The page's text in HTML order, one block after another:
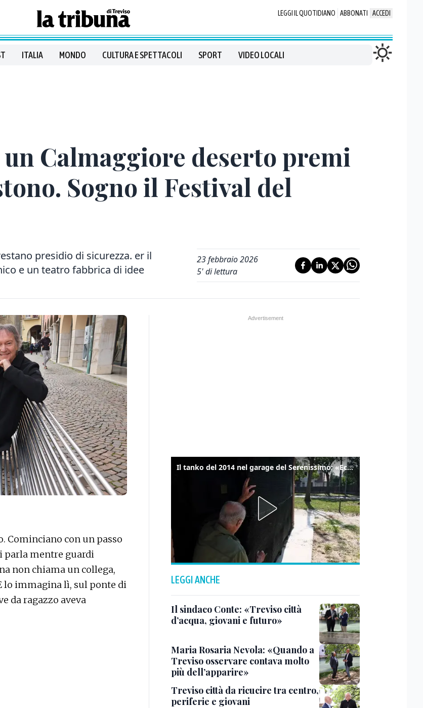
LEGGI IL QUOTIDIANO ABBONATI ACCEDI
ITALIA MONDO CULTURA E SPETTACOLI SPORT VIDEO LOCALI
Calmaggiore deserto premi
Sogno il Festival del
presidio di sicurezza. er il
e un teatro fabbrica di idee
23 febbraio 2026
5' di lettura
Cominciano con un passo
parla mentre guardi
non chiama un collega,
lo immagina lì, sul ponte di
da ragazzo aveva
Il tanko del 2014 nel garage del Serenissimo: «Ecco come potevamo resistere per qualche giornata»
LEGGI ANCHE
Il sindaco Conte: «Treviso città
d’acqua, giovani e futuro»
Maria Rosaria Nevola: «Quando a
Treviso osservare contava molto
più dell’apparire»
Treviso città da ricucire tra centro,
periferie e giovani